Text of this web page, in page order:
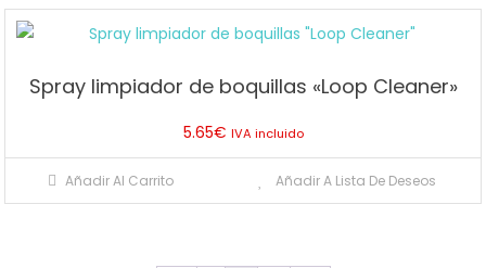
Spray limpiador de boquillas «Loop Cleaner»
5.65€ IVA incluido
Añadir Al Carrito Añadir A Lista De Deseos